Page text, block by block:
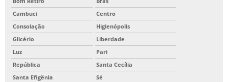
Cambuci
Centro
Consolação
Higienópolis
Glicério
Liberdade
Luz
Pari
República
Santa Cecília
Santa Efigênia
Sé